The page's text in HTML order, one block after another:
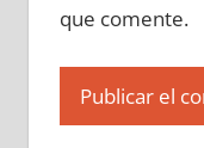
que comente.